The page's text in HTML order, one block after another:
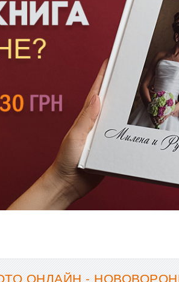
ОНЛАЙН -